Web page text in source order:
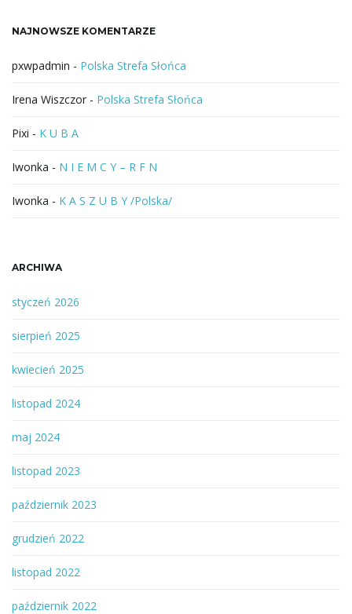
z
NAJNOWSZE KOMENTARZE
pxwpadmin - Polska Strefa Słońca
Irena Wiszczor - Polska Strefa Słońca
Pixi - K U B A
Iwonka - N I E M C Y – R F N
Iwonka - K A S Z U B Y /Polska/
ARCHIWA
styczeń 2026
sierpień 2025
kwiecień 2025
listopad 2024
maj 2024
listopad 2023
październik 2023
grudzień 2022
listopad 2022
październik 2022